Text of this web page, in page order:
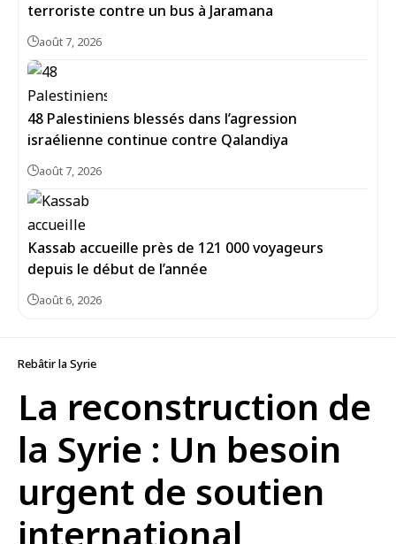
terroriste contre un bus à Jaramana
août 7, 2026
48 Palestiniens blessés dans l’agression
israélienne continue contre Qalandiya
août 7, 2026
Kassab accueille près de 121 000 voyageurs
depuis le début de l’année
août 6, 2026
Rebâtir la Syrie
La reconstruction de
la Syrie : Un besoin
urgent de soutien
international